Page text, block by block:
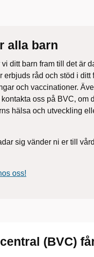
alla barn
ditt barn fram till det ​är
erbjuds råd och stöd i ditt
och vaccinationer.
oss på BVC, om
hälsa och utveckling
sig vänder ni er till
oss!
(BVC)